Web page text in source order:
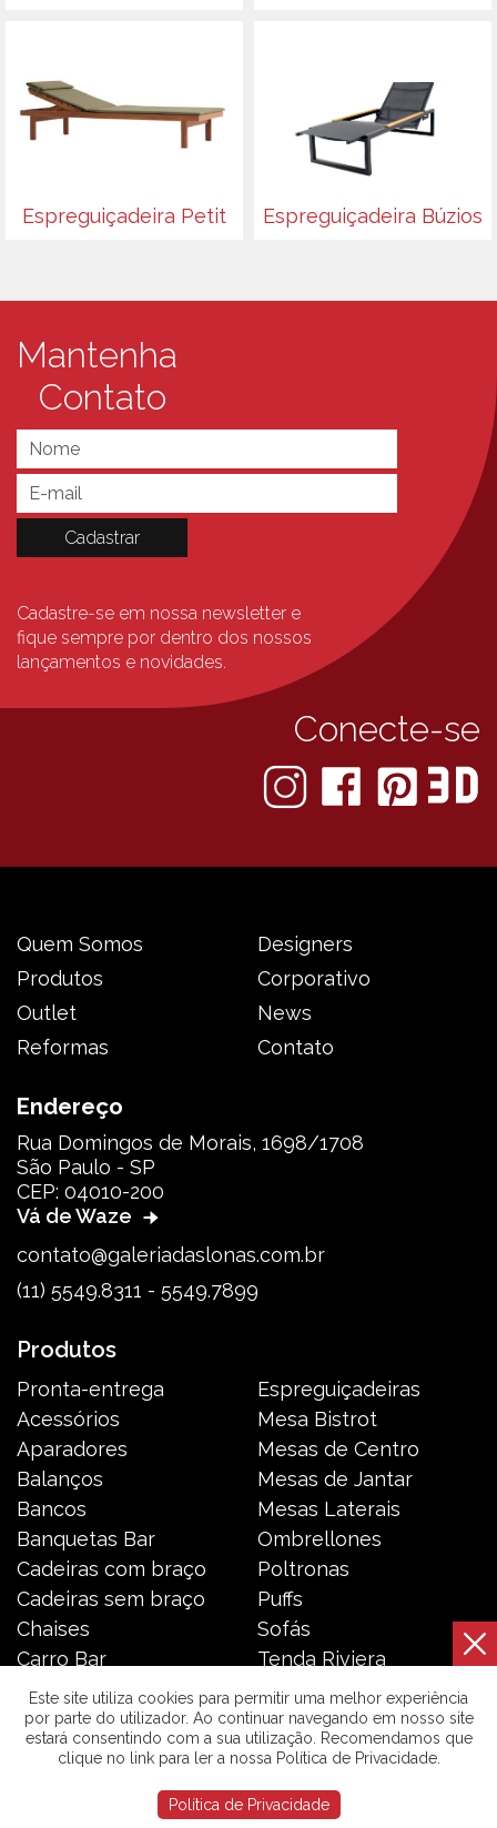
Espreguiçadeira Petit Espreguiçadeira Búzios
Mantenha
Contato
Cadastre-se em nossa newsletter e
fique sempre por dentro dos nossos
lançamentos e novidades.
Conecte-se
Quem Somos
Produtos
Outlet
Reformas
Designers
Corporativo
News
Contato
Endereço
Rua Domingos de Morais, 1698/1708
São Paulo - SP
CEP: 04010-200
Vá de Waze
contato@galeriadaslonas.com.br
(11) 5549.8311 - 5549.7899
Produtos
Pronta-entrega
Acessórios
Aparadores
Balanços
Bancos
Banquetas Bar
Cadeiras com braço
Cadeiras sem braço
Chaises
Carro Bar
Coleção Resort
Espreguiçadeiras
Mesa Bistrot
Mesas de Centro
Mesas de Jantar
Mesas Laterais
Ombrellones
Poltronas
Puffs
Sofás
Tenda Riviera
Toldos e Cortinas
Galeria das Lonas © 2026 | Todos os direitos reservados. |
Política de Privacidade
Qoding
Este site utiliza cookies para permitir uma melhor experiência
por parte do utilizador. Ao continuar navegando em nosso site
estará consentindo com a sua utilização. Recomendamos que
clique no link para ler a nossa Política de Privacidade.
Política de Privacidade